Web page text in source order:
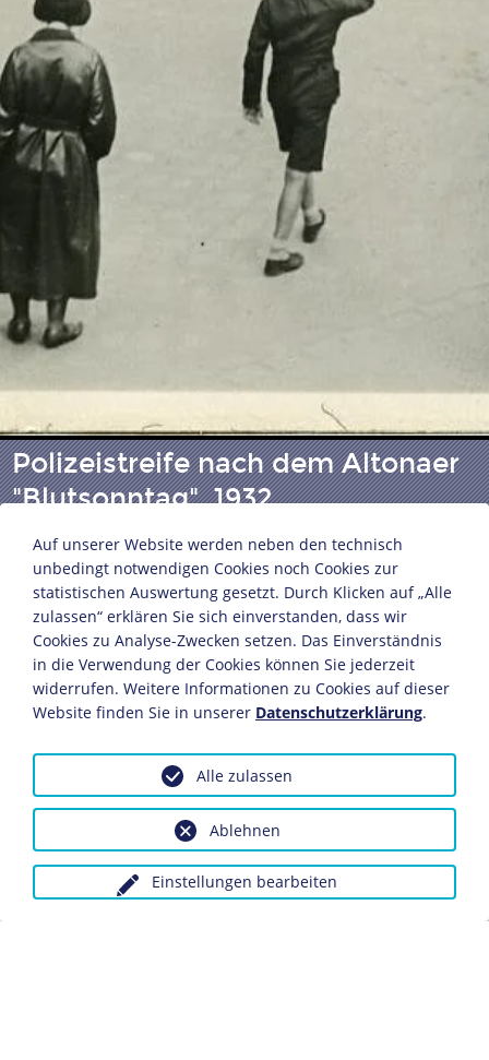
Polizeistreife nach dem Altonaer
"Blutsonntag", 1932
Altona, 19. Juli 1932
13,1 x 18 cm
Bildnachweis: Deutsches Historisches Museum,
Berlin
Inv.-Nr.: BA 97/6559
Hamburg zu einer Schießerei zwischen Kommunisten,
Nationalsozialisten und der Polizei, an deren Ende 18
Tote und 285 Verletzte zu beklagen waren. Der
Schusswechsel war der blutige Höhepunkt der
Gewaltwelle, die den Reichstagswahlkampf 1932 zu den
brutalsten in der Geschichte der Weimarer Republik
werden ließ.
Auf unserer Website werden neben den technisch
unbedingt notwendigen Cookies noch Cookies zur
statistischen Auswertung gesetzt. Durch Klicken auf „Alle
zulassen“ erklären Sie sich einverstanden, dass wir
Cookies zu Analyse-Zwecken setzen. Das Einverständnis
in die Verwendung der Cookies können Sie jederzeit
widerrufen. Weitere Informationen zu Cookies auf dieser
Website finden Sie in unserer Datenschutzerklärung.
Einstellungen bearbeiten
Ablehnen
Alle zulassen